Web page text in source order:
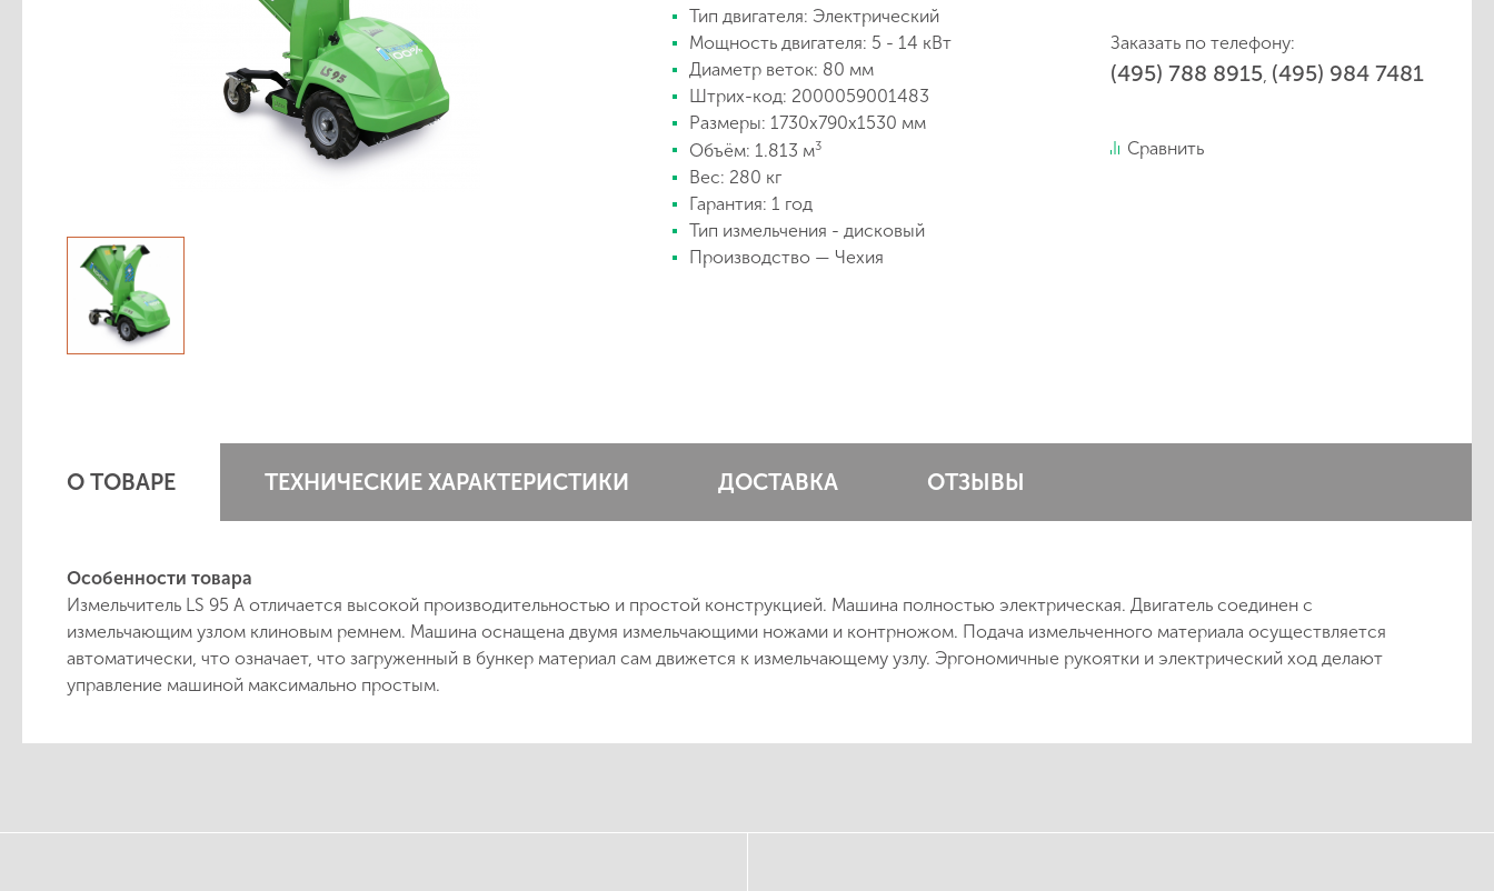
- Аксессуары для садовой техники
Мойки электрические
Аккумуляторы и зарядные
Электроинструмент
Тип двигателя: Электрический
Мощность двигателя: 5 - 14 кВт
Диаметр веток: 80 мм
Штрих-код: 2000059001483
Размеры: 1730х790х1530 мм
Объём: 1.813 м3
Вес: 280 кг
Гарантия: 1 год
Тип измельчения - дисковый
Производство — Чехия
Заказать по телефону:
(495) 788 8915, (495) 984 7481
Сравнить
О ТОВАРЕ ТЕХНИЧЕСКИЕ ХАРАКТЕРИСТИКИ ДОСТАВКА ОТЗЫВЫ
Особенности товара
Измельчитель LS 95 A отличается высокой производительностью и простой конструкцией. Машина полностью электрическая. Двигатель соединен с
измельчающим узлом клиновым ремнем. Машина оснащена двумя измельчающими ножами и контрножом. Подача измельченного материала осуществляется
автоматически, что означает, что загруженный в бункер материал сам движется к измельчающему узлу. Эргономичные рукоятки и электрический ход делают
управление машиной максимально простым.